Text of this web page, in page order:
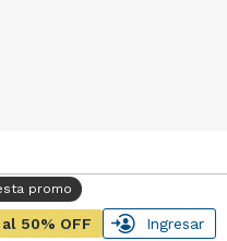
50% OFF Ingresar